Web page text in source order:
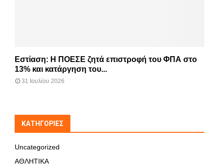
Εστίαση: Η ΠΟΕΣΕ ζητά επιστροφή του ΦΠΑ στο
13% και κατάργηση του...
31 Ιουλίου 2026
KΑΤΗΓΟΡΊΕΣ
Uncategorized
ΑΘΛΗΤΙΚΑ